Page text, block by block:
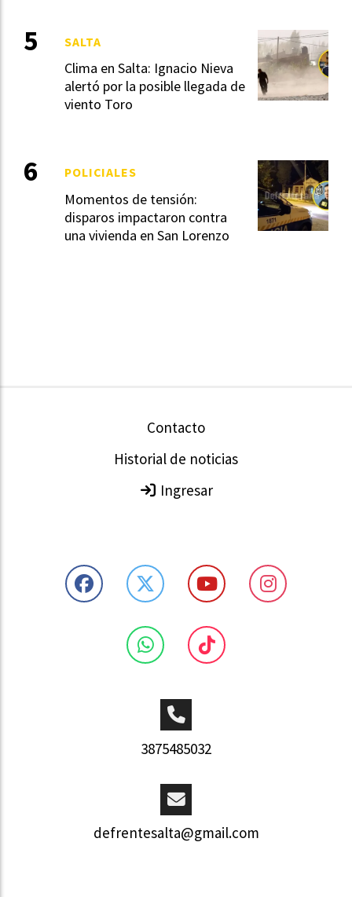
Clima en Salta: Ignacio Nieva
alertó por la posible llegada de
viento Toro
SALTA
Momentos de tensión:
disparos impactaron contra
una vivienda en San Lorenzo
POLICIALES
Contacto
Historial de noticias
Ingresar
3875485032
defrentesalta@gmail.com